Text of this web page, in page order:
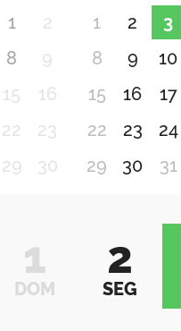
1
2
8
9
15
16
22
23
29 30
1 2 3
8
9 10
15
16 17
22
23 24
29
30 31
1
DOM
2
SEG